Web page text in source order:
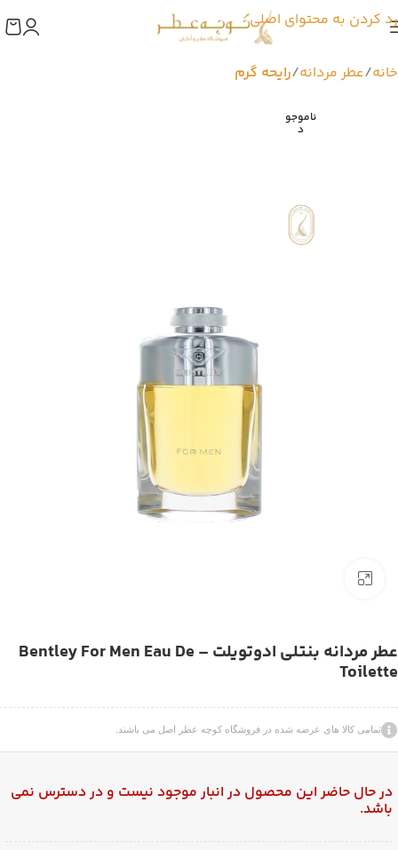
رد کردن به محتوای اصلی
خانه عطر مردانه رایحه گرم
ناموجو
د
عطر مردانه بنتلی ادوتویلت – Bentley For Men Eau De
Toilette
تمامی کالا های عرضه شده در فروشگاه کوچه عطر اصل می باشند.
در حال حاضر این محصول در انبار موجود نیست و در دسترس نمی
باشد.